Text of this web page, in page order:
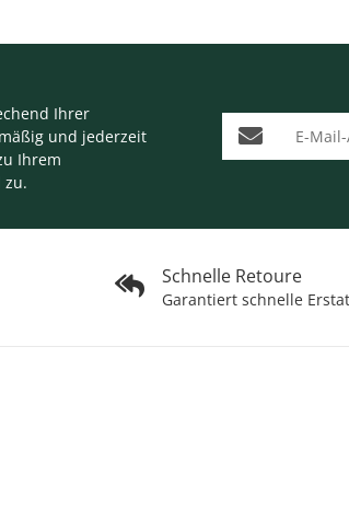
Schnelle Retoure
Garantiert schnelle
Ihrer
und jederzeit
Ihrem
zu.
E-Mail-Adresse